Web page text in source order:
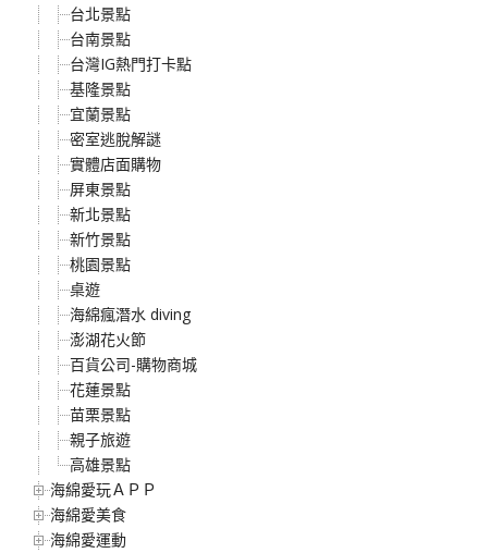
台北景點
台南景點
台灣IG熱門打卡點
基隆景點
宜蘭景點
密室逃脫解謎
實體店面購物
屏東景點
新北景點
新竹景點
桃園景點
桌遊
海綿瘋潛水 diving
澎湖花火節
百貨公司-購物商城
花蓮景點
苗栗景點
親子旅遊
高雄景點
海綿愛玩ＡＰＰ
海綿愛美食
海綿愛運動